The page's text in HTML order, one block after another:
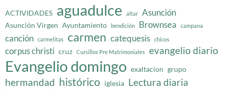
ACTIVIDADES aguadulce altar Asunción
Asunción Virgen Ayuntamiento bendición Brownsea campana
canción carmelitas carmen catequesis chicos
corpus christi cruz Cursillos Pre Matrimoniales evangelio diario
Evangelio domingo exaltacion grupo
hermandad histórico iglesia Lectura diaria